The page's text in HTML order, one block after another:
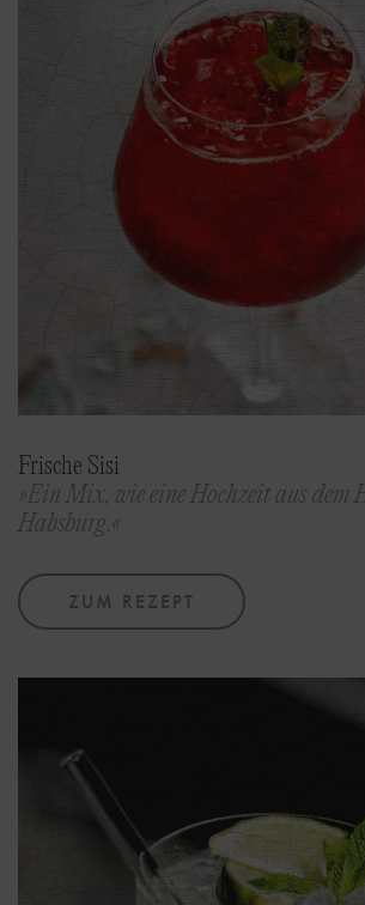
Frische Sisi
»Ein Mix, wie eine Hochzeit aus dem
Habsburg.«
ZUM REZEPT